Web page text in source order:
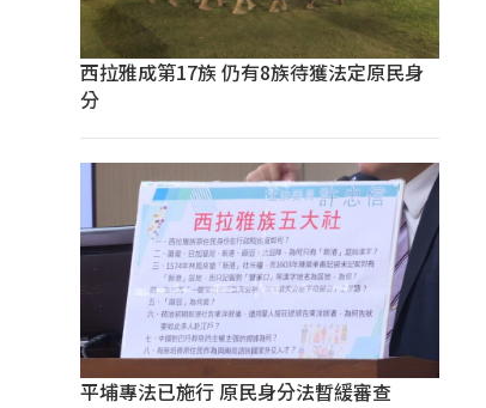
西拉雅成第17族 仍有8族待獲法定原民身
分
平埔專法已施行 原民身分法暫緩審查